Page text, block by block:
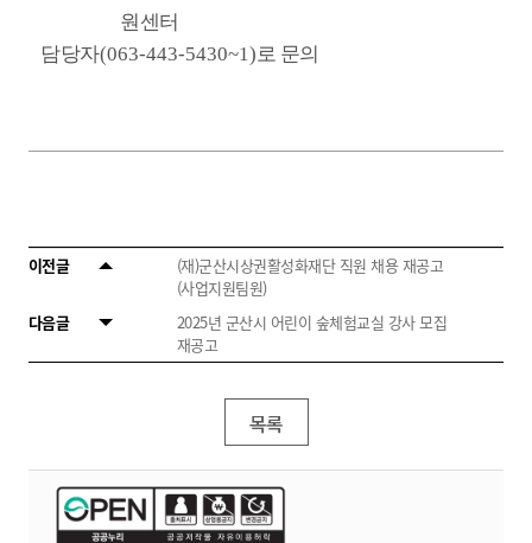
원센터
담당자(063-443-5430~1)로 문의
이전글
(재)군산시상권활성화재단 직원 채용 재공고
(사업지원팀원)
다음글
2025년 군산시 어린이 숲체험교실 강사 모집
재공고
목록